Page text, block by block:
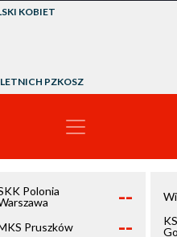
KOBIET
PZKOSZ
Polonia
--
Pruszków --